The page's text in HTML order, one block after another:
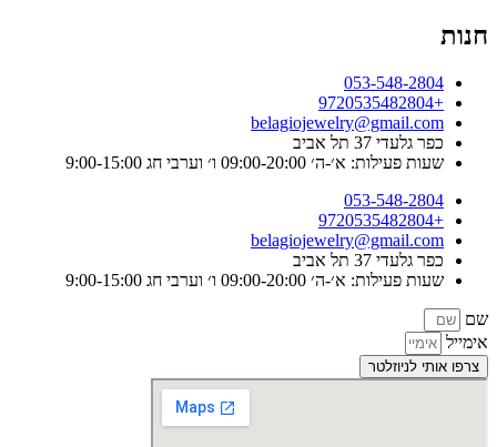
חנות
053-548-2804
+9720535482804
belagiojewelry@gmail.com
כפר גלעדי 37 תל אביב
שעות פעילות: א׳-ה׳ 09:00-20:00 ו׳ וערבי חג 9:00-15:00
053-548-2804
+9720535482804
belagiojewelry@gmail.com
כפר גלעדי 37 תל אביב
שעות פעילות: א׳-ה׳ 09:00-20:00 ו׳ וערבי חג 9:00-15:00
שם
אימייל
צרפו אותי לניוזלטר